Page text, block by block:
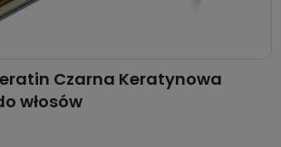
Czarna Keratynowa
włosów